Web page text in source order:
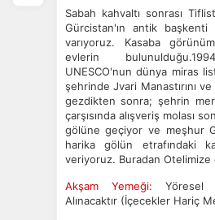
Sabah kahvaltı sonrası
Gürcistan'ın antik başkenti
varıyoruz. Kasaba
evlerin
UNESCO'nun dünya miras
şehrinde Jvari Manastırını
gezdikten sonra; şehrin
çarşısında alışveriş molası
gölüne geçiyor ve meşhur
harika gölün etrafındaki
veriyoruz. Buradan
Akşam Yemeği: Yöresel
Alınacaktır (İçecekler Hariç